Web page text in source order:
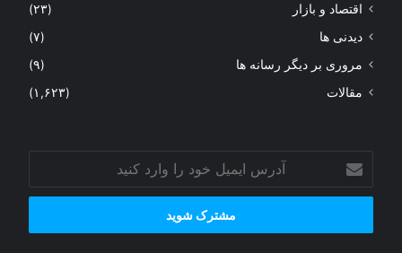
اقتصاد و بازار
(۲۳)
دیدنی ها
(۷)
مروری بر دیگر رسانه ها
(۹)
مقالات
(۱,۶۲۳)
ایمیل
خود
وارد